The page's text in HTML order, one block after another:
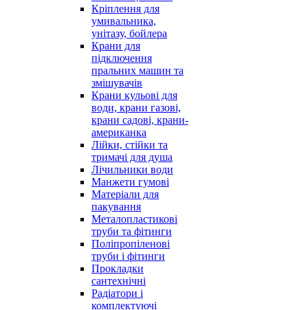
Кріплення для
умивальника,
унітазу, бойлера
Крани для
підключення
пральних машин та
змішувачів
Крани кульові для
води, крани газові,
крани садові, крани-
американка
Лійки, стійки та
тримачі для душа
Лічильники води
Манжети гумові
Матеріали для
пакування
Металопластикові
труби та фітинги
Поліпропіленові
труби і фітинги
Прокладки
сантехнічні
Радіатори і
комплектуючі